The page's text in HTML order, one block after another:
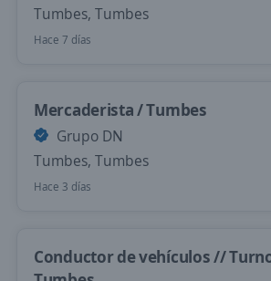
Tumbes, Tumbes
Hace 7 días
Mercaderista / Tumbes
Grupo DN
Tumbes, Tumbes
Hace 3 días
Conductor de vehículos //